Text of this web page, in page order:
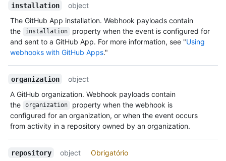
installation
object
The GitHub App installation. Webhook payloads contain
the
installation
property when the event is configured for
and sent to a GitHub App. For more information, see "Using
webhooks with GitHub Apps."
organization
object
A GitHub organization. Webhook payloads contain
the
organization
property when the webhook is
configured for an organization, or when the event occurs
from activity in a repository owned by an organization.
repository object
Obrigatório